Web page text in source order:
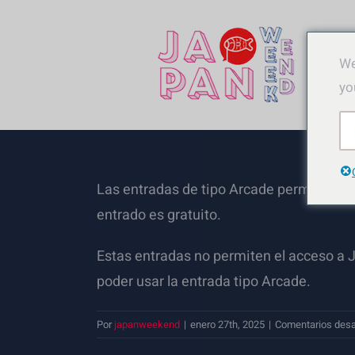
Las entradas de tipo Arcade permiten
entrado es gratuito.
Estas entradas no permiten el acceso a
poder usar la entrada tipo Arcade.
Por japanweekend | enero 27th, 2025 | Comentarios